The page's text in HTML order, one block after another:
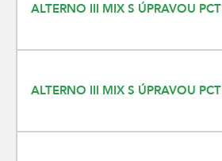
ALTERNO III MIX S ÚPRAVOU PCT
ALTERNO III MIX S ÚPRAVOU PCT